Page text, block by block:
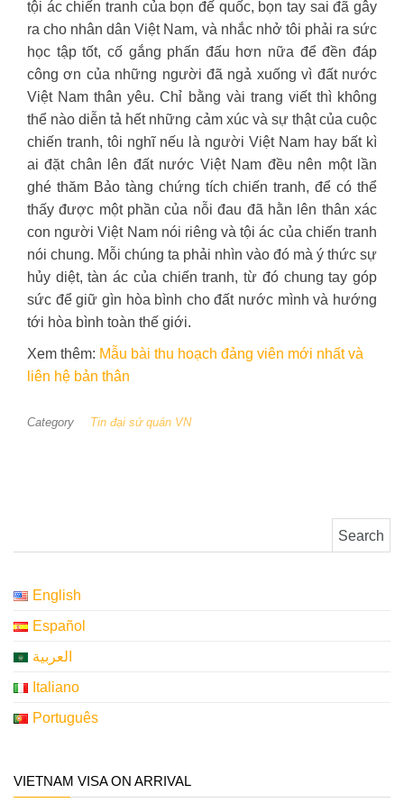
tội ác chiến tranh của bọn đế quốc, bọn tay sai đã gây
ra cho nhân dân Việt Nam, và nhắc nhở tôi phải ra sức
học tập tốt, cố gắng phấn đấu hơn nữa để đền đáp
công ơn của những người đã ngả xuống vì đất nước
Việt Nam thân yêu. Chỉ bằng vài trang viết thì không
thể nào diễn tả hết những cảm xúc và sự thật của cuộc
chiến tranh, tôi nghĩ nếu là người Việt Nam hay bất kì
ai đặt chân lên đất nước Việt Nam đều nên một lần
ghé thăm Bảo tàng chứng tích chiến tranh, để có thể
thấy được một phần của nỗi đau đã hằn lên thân xác
con người Việt Nam nói riêng và tội ác của chiến tranh
nói chung. Mỗi chúng ta phải nhìn vào đó mà ý thức sự
hủy diệt, tàn ác của chiến tranh, từ đó chung tay góp
sức để giữ gìn hòa bình cho đất nước mình và hướng
tới hòa bình toàn thế giới.
Xem thêm: Mẫu bài thu hoạch đảng viên mới nhất và
liên hệ bản thân
Category Tin đại sứ quán VN
English
Español
العربية
Italiano
Português
VIETNAM VISA ON ARRIVAL